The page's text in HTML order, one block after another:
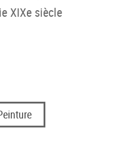
XIXe siècle